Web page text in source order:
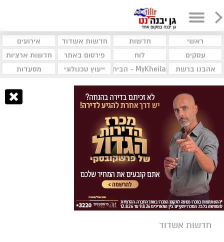
ראשי חדשות חדשות אשדוד
אירועים
עסקים
לוח פירסום באתר
חדשות ארציות
אהבנו ברשת
MyKheila - הבית לעסקים וקהילות ייעוץ טכנולוגי מסעדות
חדשות אשדוד